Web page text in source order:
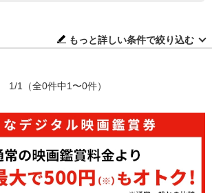
もっと詳しい条件で絞り込む
1/1 （全0件中1〜0件）